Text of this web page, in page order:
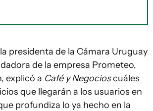
presidenta de la Cámara Uruguay
de la empresa Prometeo,
explicó a Café y Negocioscuáles
que llegarán a los usuarios en
profundiza lo ya hecho en la